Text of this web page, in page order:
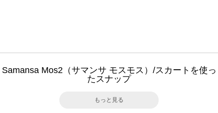
Samansa Mos2（サマンサ モスモス）/スカートを使っ
たスナップ
もっと見る